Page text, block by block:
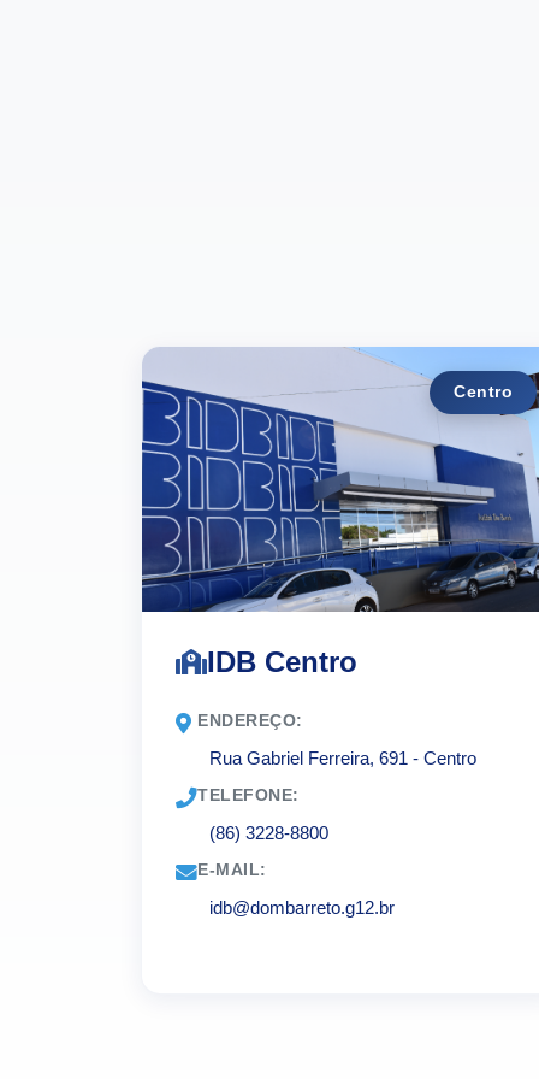
Centro
IDB Centro
ENDEREÇO:
Rua Gabriel Ferreira, 691 - Centro
TELEFONE:
(86) 3228-8800
E-MAIL:
idb@dombarreto.g12.br